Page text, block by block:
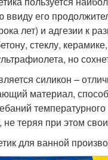
ввиду его
лет) и адгезии к
стеклу,
но
силикон –
материал,
не теряя при этом
для ванной